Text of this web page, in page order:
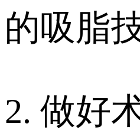
的吸脂
2. 做好